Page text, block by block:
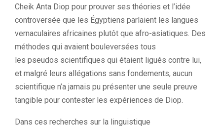
Cheik Anta Diop pour prouver ses théories et l’idée
controversée que les Égyptiens parlaient les langues
vernaculaires africaines plutôt que afro-asiatiques. Des
méthodes qui avaient bouleversées tous
les pseudos scientifiques qui étaient ligués contre lui,
et malgré leurs allégations sans fondements, aucun
scientifique n’a jamais pu présenter une seule preuve
tangible pour contester les expériences de Diop.
Dans ces recherches sur la linguistique